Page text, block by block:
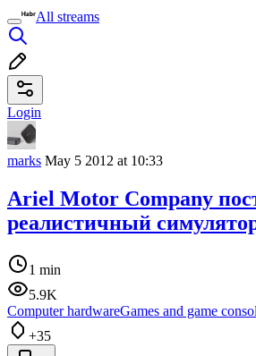
All streams
Login
marks May 5 2012 at 10:33
Ariel Motor Company
реалистичный
1 min
5.9K
Computer hardwareGames and game
+35